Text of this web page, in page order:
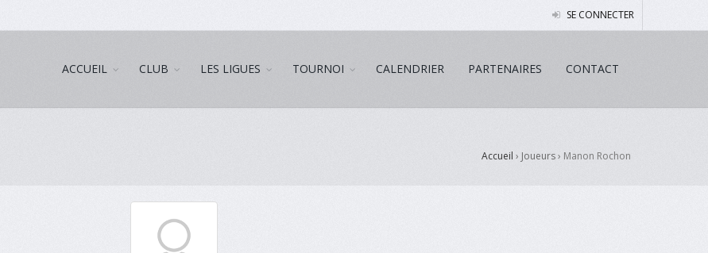
SE CONNECTER
ACCUEIL CLUB LES LIGUES TOURNOI CALENDRIER PARTENAIRES CONTACT
Accueil › Joueurs › Manon Rochon